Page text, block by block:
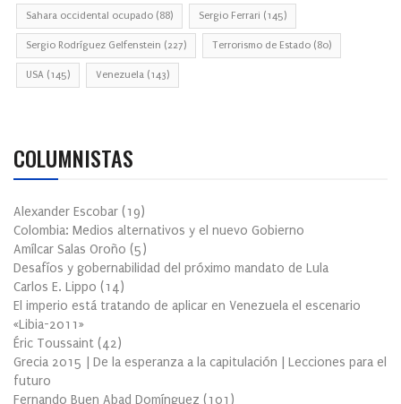
Sahara occidental ocupado (88) Sergio Ferrari (145)
Sergio Rodríguez Gelfenstein (227) Terrorismo de Estado (80)
USA (145) Venezuela (143)
COLUMNISTAS
Alexander Escobar (19)
Colombia: Medios alternativos y el nuevo Gobierno
Amílcar Salas Oroño (5)
Desafíos y gobernabilidad del próximo mandato de Lula
Carlos E. Lippo (14)
El imperio está tratando de aplicar en Venezuela el escenario
«Libia-2011»
Éric Toussaint (42)
Grecia 2015 | De la esperanza a la capitulación | Lecciones para el
futuro
Fernando Buen Abad Domínguez (101 )